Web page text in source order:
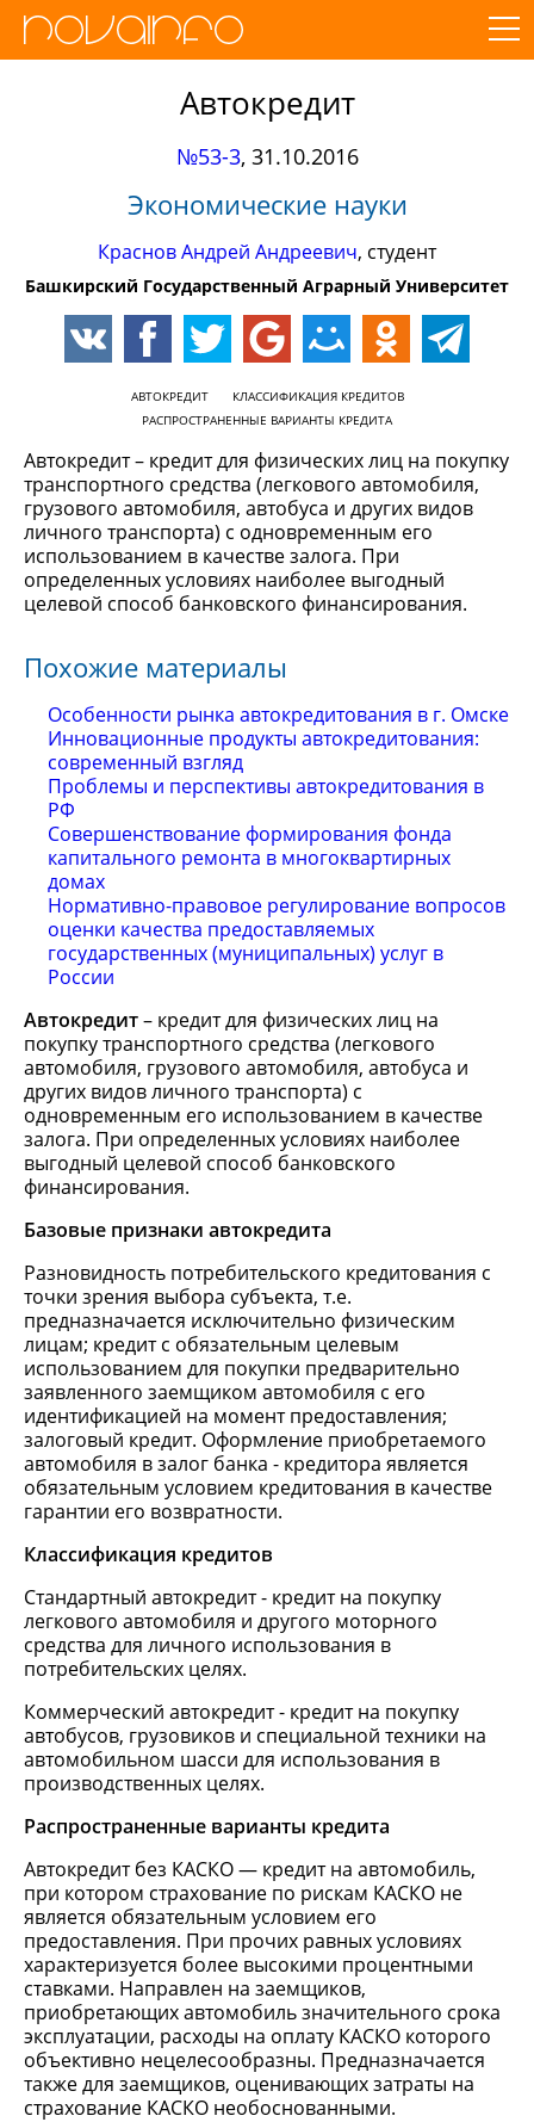
Автокредит
№53-3, 31.10.2016
Экономические науки
Краснов Андрей Андреевич, студент
Башкирский Государственный Аграрный Университет
АВТОКРЕДИТ
КЛАССИФИКАЦИЯ КРЕДИТОВ
РАСПРОСТРАНЕННЫЕ ВАРИАНТЫ КРЕДИТА
Автокредит – кредит для физических лиц на покупку
транспортного средства (легкового автомобиля,
грузового автомобиля, автобуса и других видов
личного транспорта) с одновременным его
использованием в качестве залога. При
определенных условиях наиболее выгодный
целевой способ банковского финансирования.
Похожие материалы
Особенности рынка автокредитования в г. Омске
Инновационные продукты автокредитования:
современный взгляд
Проблемы и перспективы автокредитования в
РФ
Совершенствование формирования фонда
капитального ремонта в многоквартирных
домах
Нормативно-правовое регулирование вопросов
оценки качества предоставляемых
государственных (муниципальных) услуг в
России
Автокредит– кредит для физических лиц на
покупку транспортного средства (легкового
автомобиля, грузового автомобиля, автобуса и
других видов личного транспорта) с
одновременным его использованием в качестве
залога. При определенных условиях наиболее
выгодный целевой способ банковского
финансирования.
Базовые признаки автокредита
Разновидность потребительского кредитования с
точки зрения выбора субъекта, т.е.
предназначается исключительно физическим
лицам; кредит с обязательным целевым
использованием для покупки предварительно
заявленного заемщиком автомобиля с его
идентификацией на момент предоставления;
залоговый кредит. Оформление приобретаемого
автомобиля в залог банка - кредитора является
обязательным условием кредитования в качестве
гарантии его возвратности.
Классификация кредитов
Стандартный автокредит - кредит на покупку
легкового автомобиля и другого моторного
средства для личного использования в
потребительских целях.
Коммерческий автокредит - кредит на покупку
автобусов, грузовиков и специальной техники на
автомобильном шасси для использования в
производственных целях.
Распространенные варианты кредита
Автокредит без КАСКО — кредит на автомобиль,
при котором страхование по рискам КАСКО не
является обязательным условием его
предоставления. При прочих равных условиях
характеризуется более высокими процентными
ставками. Направлен на заемщиков,
приобретающих автомобиль значительного срока
эксплуатации, расходы на оплату КАСКО которого
объективно нецелесообразны. Предназначается
также для заемщиков, оценивающих затраты на
страхование КАСКО необоснованными.